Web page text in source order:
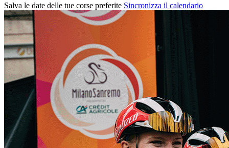
Salva le date delle tue corse preferite Sincronizza il calendario